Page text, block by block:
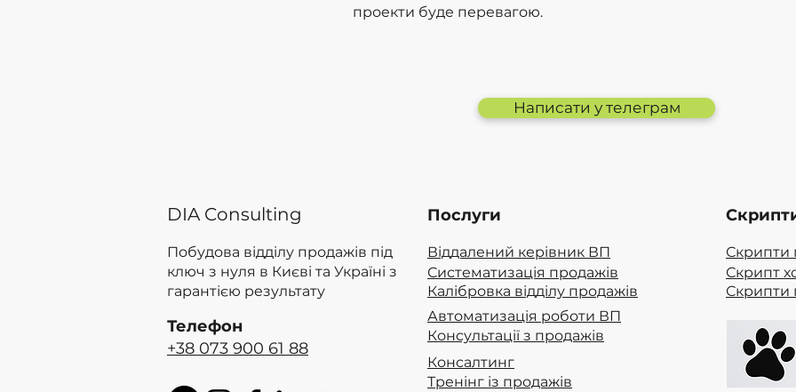
проекти буде перевагою.
Написати у телеграм
DIA Consulting
Побудова відділу продажів під
ключ з нуля в Києві та Україні з
гарантією результату
Телефон
+38 073 900 61 88
Послуги
Віддалений керівник ВП
Систематизація продажів
Калібровка відділу продажів
Автоматизація роботи ВП
Консультації з продажів
Консалтинг
Тренінг із продажів
Скрипти
Скрипт
Скрипти